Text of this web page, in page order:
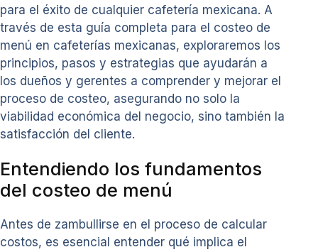
para el éxito de cualquier cafetería mexicana. A
través de esta guía completa para el costeo de
menú en cafeterías mexicanas, exploraremos los
principios, pasos y estrategias que ayudarán a
los dueños y gerentes a comprender y mejorar el
proceso de costeo, asegurando no solo la
viabilidad económica del negocio, sino también la
satisfacción del cliente.
Entendiendo los fundamentos
del costeo de menú
Antes de zambullirse en el proceso de calcular
costos, es esencial entender qué implica el